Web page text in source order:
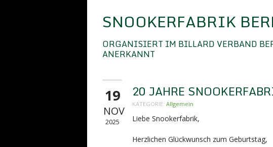
SNOOKERFABRIK
ORGANISIERT IM BILLARD VERBAND
ANERKANNT
19
NOV
2025
20 JAHRE
KATEGORIE: Allgemein
Liebe Snookerfabrik,
Herzlichen Glückwunsch zum Geburtstag,